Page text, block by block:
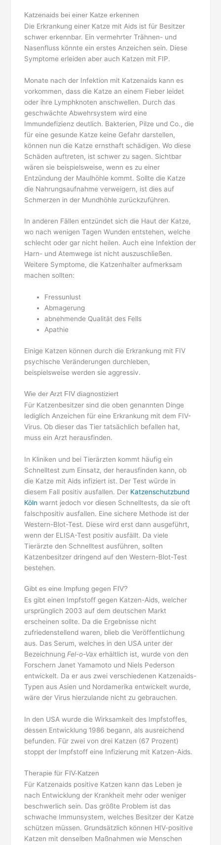
Katzenaids bei einer Katze erkennen
Die Erkrankung einer Katze mit Aids ist für Besitzer
schwer erkennbar. Ein vermehrter Trähnen- und
Nasenfluss könnte ein erstes Anzeichen sein. Diese
Symptome erleiden aber auch Katzen mit FIP.
Monate nach der Infektion mit Katzenaids kann es
vorkommen, dass die Katze an einem Fieber leidet
oder ihre Lymphknoten anschwellen. Durch das
geschwächte Abwehrsystem wird eine
Immundefizienz deutlich. Bakterien, Pilze und Co., die
für eine gesunde Katze keine Gefahr darstellen,
können nun die Katze ernsthaft schädigen. Wo diese
Schäden auftreten, ist schwer zu sagen. Sichtbar
wären sie beispielsweise, wenn es zu einer
Entzündung der Maulhöhle kommt. Sollte die Katze
die Nahrungsaufnahme verweigern, ist dies auf
Schmerzen in der Mundhöhle zurückzuführen.
In anderen Fällen entzündet sich die Haut der Katze,
wo nach wenigen Tagen Wunden entstehen, welche
schlecht oder gar nicht heilen. Auch eine Infektion der
Harn- und Atemwege ist nicht auszuschließen.
Weitere Symptome, die Katzenhalter aufmerksam
machen sollten:
Fressunlust
Abmagerung
abnehmende Qualität des Fells
Apathie
Einige Katzen können durch die Erkrankung mit FIV
psychische Veränderungen durchleben,
beispielsweise werden sie aggressiv.
Wie der Arzt FIV diagnostiziert
Für Katzenbesitzer sind die oben genannten Dinge
lediglich Anzeichen für eine Erkrankung mit dem FIV-
Virus. Ob dieser das Tier tatsächlich befallen hat,
muss ein Arzt herausfinden.
In Kliniken und bei Tierärzten kommt häufig ein
Schnelltest zum Einsatz, der herausfinden kann, ob
die Katze mit Aids infiziert ist. Der Test würde in
diesem Fall positiv ausfallen. Der Katzenschutzbund
Köln warnt jedoch vor diesen Schnelltests, da sie oft
falschpositiv ausfallen. Eine sichere Methode ist der
Western-Blot-Test. Diese wird erst dann ausgeführt,
wenn der ELISA-Test positiv ausfällt. Da viele
Tierärzte den Schnelltest ausführen, sollten
Katzenbesitzer dringend auf den Western-Blot-Test
bestehen.
Gibt es eine Impfung gegen FIV?
Es gibt einen Impfstoff gegen Katzen-Aids, welcher
ursprünglich 2003 auf dem deutschen Markt
erscheinen sollte. Da die Ergebnisse nicht
zufriedenstellend waren, blieb die Veröffentlichung
aus. Das Serum, welches in den USA unter der
BezeichnungFel-o-Vax erhältlich ist, wurde von den
Forschern Janet Yamamoto und Niels Pederson
entwickelt. Da er aus zwei verschiedenen Katzenaids-
Typen aus Asien und Nordamerika entwickelt wurde,
wäre der Virus hierzulande nicht zu gebrauchen.
In den USA wurde die Wirksamkeit des Impfstoffes,
dessen Entwicklung 1986 begann, als ausreichend
befunden. Für zwei von drei Katzen (67 Prozent)
stoppt der Impfstoff eine Infizierung mit Katzen-Aids.
Therapie für FIV-Katzen
Für Katzenaids positive Katzen kann das Leben je
nach Entwicklung der Krankheit mehr oder weniger
beschwerlich sein. Das größte Problem ist das
schwache Immunsystem, welches Besitzer der Katze
schützen müssen. Grundsätzlich können HIV-positive
Katzen mit denselben Maßnahmen wie Menschen